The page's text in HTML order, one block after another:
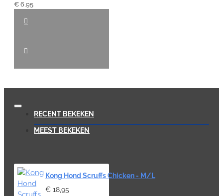
€ 6,95
RECENT BEKEKEN
MEEST BEKEKEN
Kong Hond Scruffs Chicken - M/L
€ 18,95